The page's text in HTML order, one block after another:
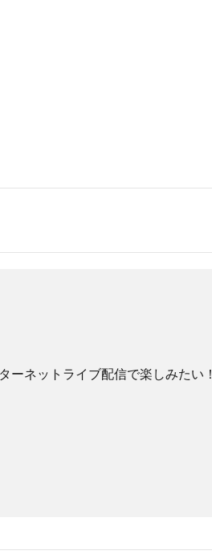
ーネットライブ配信で楽しみたい！